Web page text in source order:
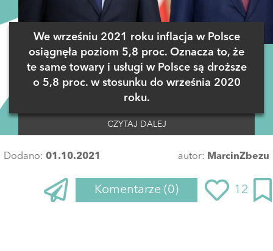
We wrześniu 2021 roku inflacja w Polsce
osiągnęła poziom 5,8 proc. Oznacza to, że
te same towary i usługi w Polsce są droższe
o 5,8 proc. w stosunku do września 2020
roku.
CZYTAJ DALEJ
Dodano: 01.10.2021 autor: MarcinZbezu
Komentarze (0) 12